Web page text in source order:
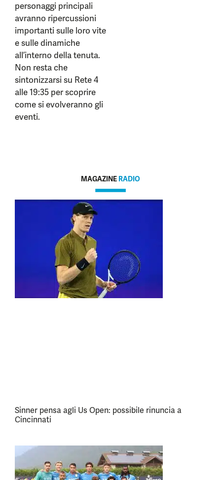
personaggi principali
avranno ripercussioni
importanti sulle loro vite
e sulle dinamiche
all’interno della tenuta.
Non resta che
sintonizzarsi su Rete 4
alle 19:35 per scoprire
come si evolveranno gli
eventi.
MAGAZINE RADIO
Sinner pensa agli Us Open: possibile rinuncia a
Cincinnati